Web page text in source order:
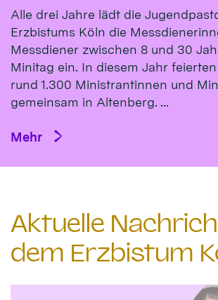
Alle drei Jahre lädt die
Erzbistums Köln die
Messdiener zwischen 8 und 30
Minitag ein. In diesem Jahr
rund 1.300 Ministrantinnen und
gemeinsam in Altenberg. ...
Mehr
Aktuelle
dem Erzbistum